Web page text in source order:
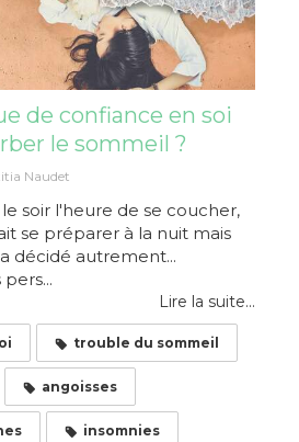
de confiance en soi
le sommeil ?
Naudet
soir l'heure de se coucher,
se préparer à la nuit mais
décidé autrement...
Lire la suite...
trouble du sommeil
angoisses
insomnies